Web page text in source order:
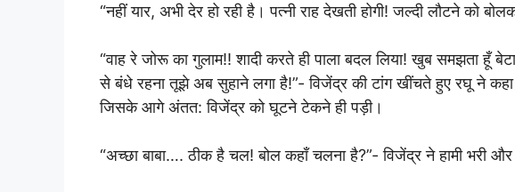
“नहीं यार, अभी देर हो रही है। पत्नी राह देखती होगी! जल्दी लौटने को
“वाह रे जोरू का गुलाम!! शादी करते ही पाला बदल लिया! खुब समझता हूँ
से बंधे रहना तूझे अब सुहाने लगा है!”- विजेंद्र की टांग खींचते हुए रघू ने
जिसके आगे अंतत: विजेंद्र को घूटने टेकने ही पड़ी।
“अच्छा बाबा…. ठीक है चल! बोल कहाँ चलना है?”- विजेंद्र ने हामी भरी